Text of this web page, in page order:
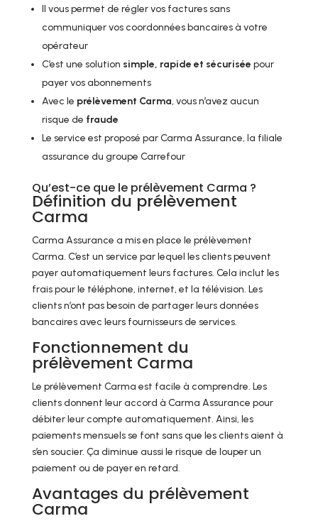
Il vous permet de régler vos factures sans
communiquer vos coordonnées bancaires à votre
opérateur
C’est une solution simple, rapide et sécurisée pour
payer vos abonnements
Avec le prélèvement Carma, vous n’avez aucun
risque de fraude
Le service est proposé par Carma Assurance, la filiale
assurance du groupe Carrefour
Qu’est-ce que le prélèvement Carma ?
Définition du prélèvement
Carma
Carma Assurance a mis en place le prélèvement
Carma. C’est un service par lequel les clients peuvent
payer automatiquement leurs factures. Cela inclut les
frais pour le téléphone, internet, et la télévision. Les
clients n’ont pas besoin de partager leurs données
bancaires avec leurs fournisseurs de services.
Fonctionnement du
prélèvement Carma
Le prélèvement Carma est facile à comprendre. Les
clients donnent leur accord à Carma Assurance pour
débiter leur compte automatiquement. Ainsi, les
paiements mensuels se font sans que les clients aient à
s’en soucier. Ça diminue aussi le risque de louper un
paiement ou de payer en retard.
Avantages du prélèvement
Carma